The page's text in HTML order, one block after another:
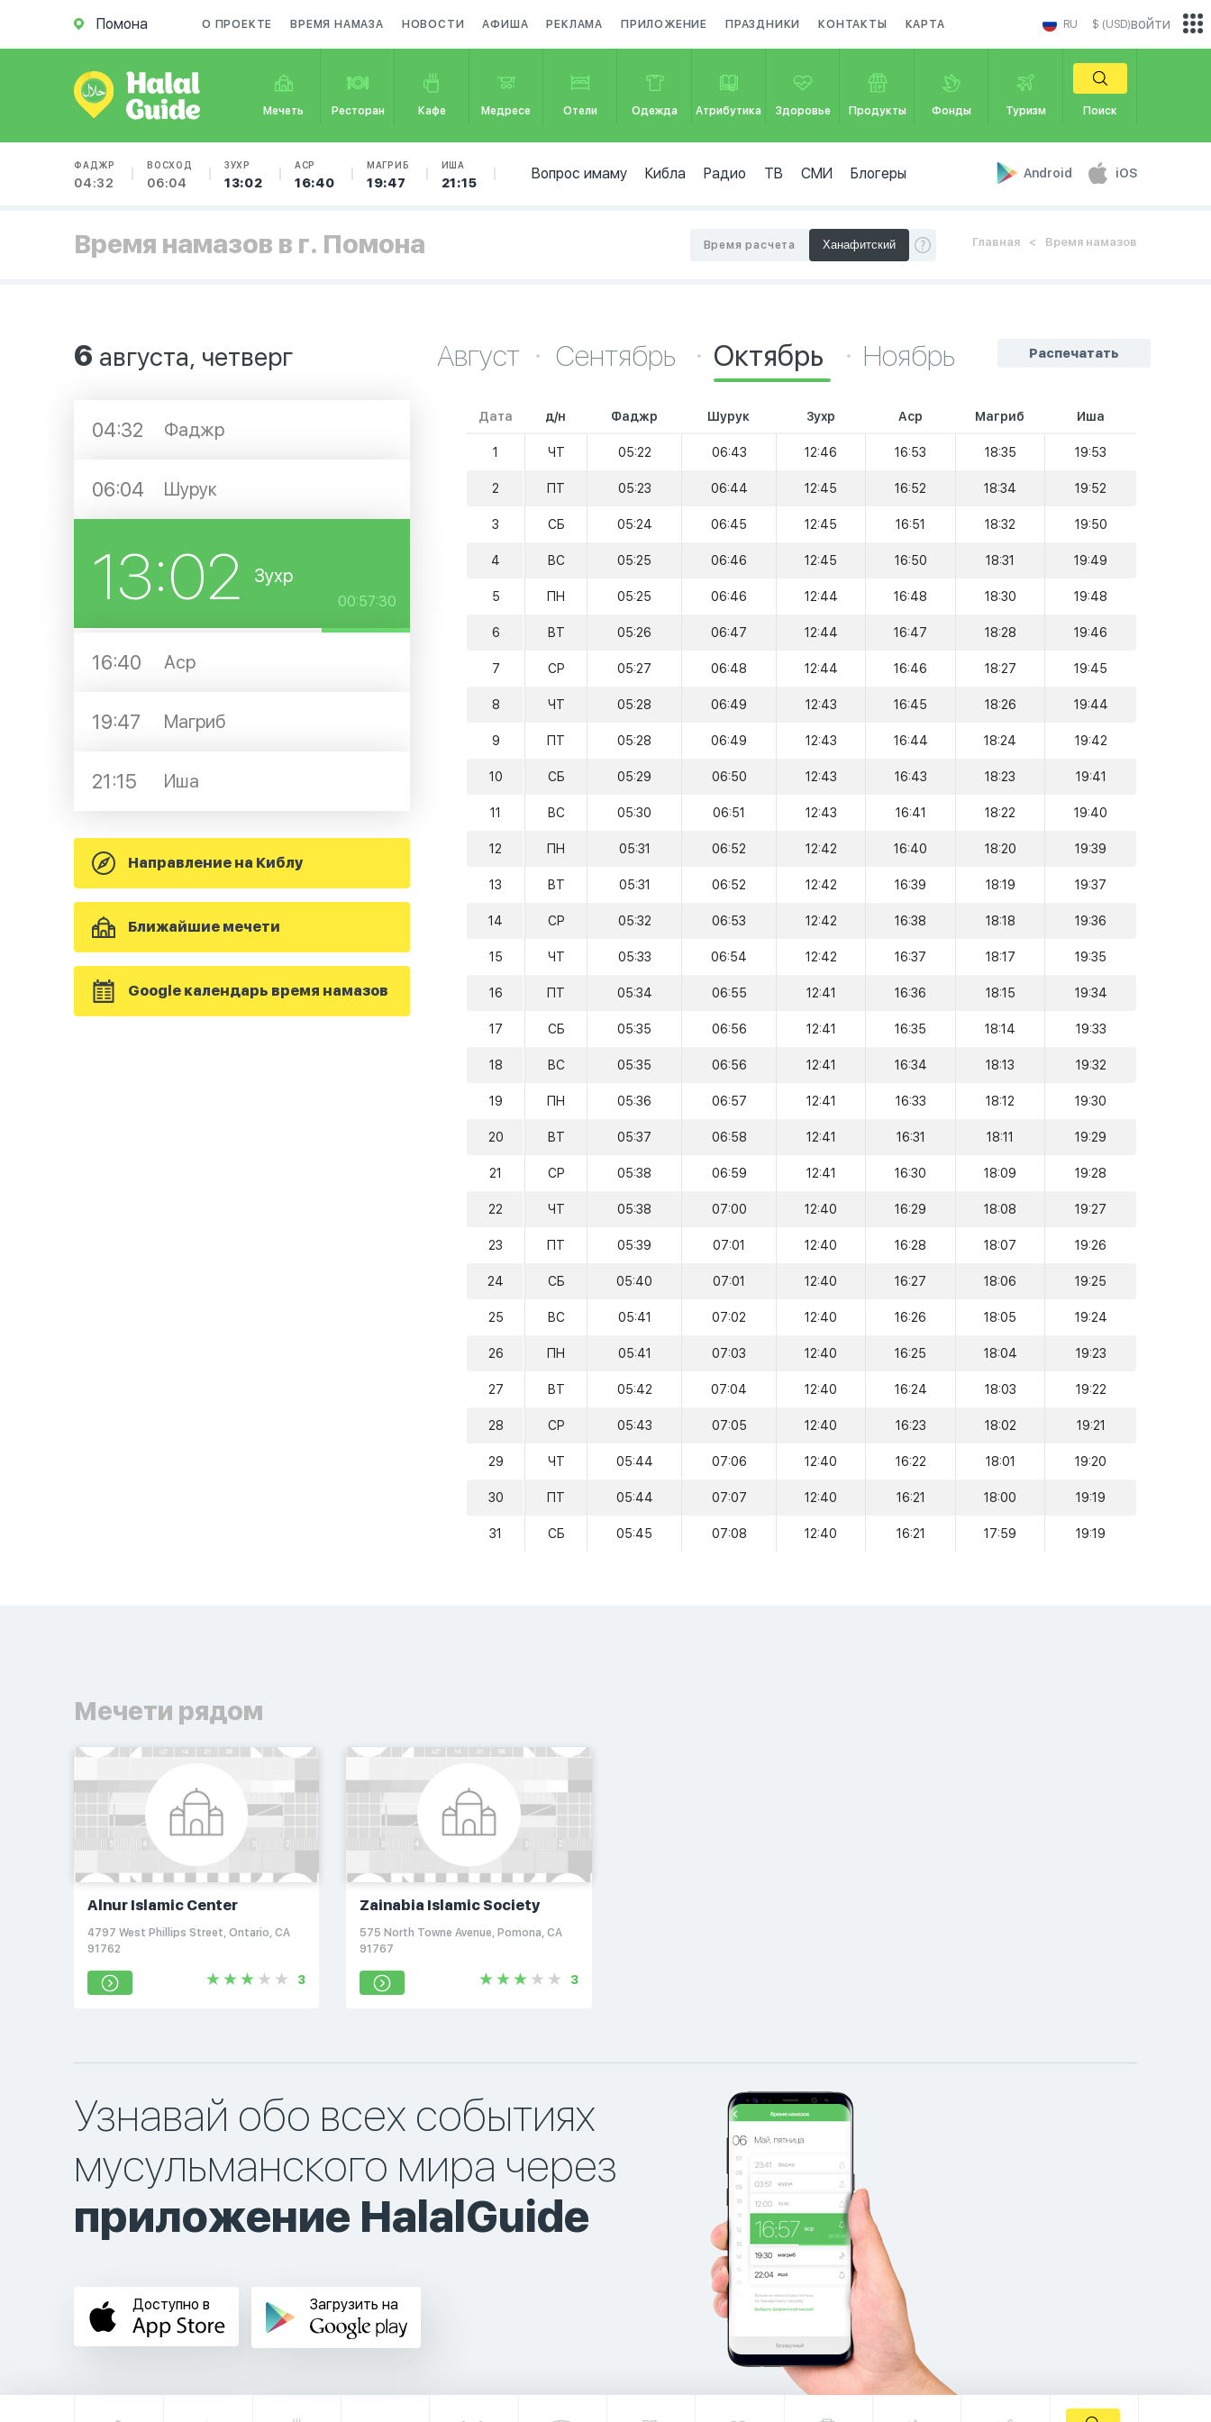
Помона О ПРОЕКТЕ ВРЕМЯ НАМАЗА НОВОСТИ АФИША РЕКЛАМА ПРИЛОЖЕНИЕ ПРАЗДНИКИ КОНТАКТЫ КАРТА RU $ (USD)
Мечеть Ресторан Кафе Медресе Отели Одежда Атрибутика Здоровье Продукты Фонды Туризм Поиск
ФАДЖР
04:32
ВОСХОД
06:04
ЗУХР
13:02
АСР
16:40
МАГРИБ
19:47
ИША
21:15
Вопрос имаму Кибла Радио ТВ СМИ Блогеры Android iOS
войти
Время намазов в г. Помона Главная Время намазов
Время расчета
6 августа, четверг
04:32 Фаджр
06:04 Шурук
13:02 Зухр
00:57:29
16:40 Аср
19:47 Магриб
21:15 Иша
Направление на Киблу
Ближайшие мечети
Google календарь время намазов
Распечатать
Август Сентябрь Октябрь Ноябрь
Дата д/н Фаджр Шурук Зухр Аср Магриб Иша
1 ЧТ 05:22 06:43 12:46 16:53 18:35 19:53
2 ПТ 05:23 06:44 12:45 16:52 18:34 19:52
3 СБ 05:24 06:45 12:45 16:51 18:32 19:50
4 ВС 05:25 06:46 12:45 16:50 18:31 19:49
5 ПН 05:25 06:46 12:44 16:48 18:30 19:48
6 ВТ 05:26 06:47 12:44 16:47 18:28 19:46
7 СР 05:27 06:48 12:44 16:46 18:27 19:45
8 ЧТ 05:28 06:49 12:43 16:45 18:26 19:44
9 ПТ 05:28 06:49 12:43 16:44 18:24 19:42
10 СБ 05:29 06:50 12:43 16:43 18:23 19:41
11 ВС 05:30 06:51 12:43 16:41 18:22 19:40
12 ПН 05:31 06:52 12:42 16:40 18:20 19:39
13 ВТ 05:31 06:52 12:42 16:39 18:19 19:37
14 СР 05:32 06:53 12:42 16:38 18:18 19:36
15 ЧТ 05:33 06:54 12:42 16:37 18:17 19:35
16 ПТ 05:34 06:55 12:41 16:36 18:15 19:34
17 СБ 05:35 06:56 12:41 16:35 18:14 19:33
18 ВС 05:35 06:56 12:41 16:34 18:13 19:32
19 ПН 05:36 06:57 12:41 16:33 18:12 19:30
20 ВТ 05:37 06:58 12:41 16:31 18:11 19:29
21 СР 05:38 06:59 12:41 16:30 18:09 19:28
22 ЧТ 05:38 07:00 12:40 16:29 18:08 19:27
23 ПТ 05:39 07:01 12:40 16:28 18:07 19:26
24 СБ 05:40 07:01 12:40 16:27 18:06 19:25
25 ВС 05:41 07:02 12:40 16:26 18:05 19:24
26 ПН 05:41 07:03 12:40 16:25 18:04 19:23
27 ВТ 05:42 07:04 12:40 16:24 18:03 19:22
28 СР 05:43 07:05 12:40 16:23 18:02 19:21
29 ЧТ 05:44 07:06 12:40 16:22 18:01 19:20
30 ПТ 05:44 07:07 12:40 16:21 18:00 19:19
31 СБ 05:45 07:08 12:40 16:21 17:59 19:19
Мечети рядом
Alnur Islamic Center
4797 West Phillips Street, Ontario, CA
91762
3
Zainabia Islamic Society
575 North Towne Avenue, Pomona, CA
91767
3
Узнавай обо всех событиях
мусульманского мира через
приложение HalalGuide
Доступно в Загрузить на